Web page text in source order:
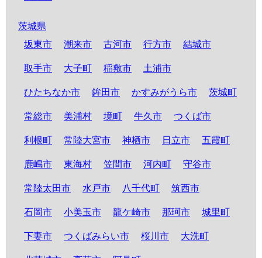
茨城県
坂東市
潮来市 古河市 行方市 結城市
取手市 大子町 稲敷市 土浦市
ひたちなか市 鉾田市 かすみがうら市 茨城町
常総市 美浦村 境町 牛久市 つくば市
利根町 常陸大宮市 神栖市 日立市 五霞町
鹿嶋市 東海村 笠間市 河内町 守谷市
常陸太田市 水戸市 八千代町 筑西市
石岡市 小美玉市 龍ケ崎市 那珂市 城里町
下妻市 つくばみらい市 桜川市 大洗町